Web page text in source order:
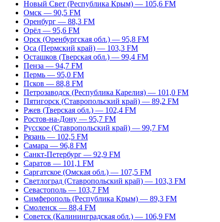
Новый Свет (Республика Крым) — 105,6 FM
Омск — 90,5 FM
Оренбург — 88,3 FM
Орёл — 95,6 FM
Орск (Оренбургская обл.) — 95,8 FM
Оса (Пермский край) — 103,3 FM
Осташков (Тверская обл.) — 99,4 FM
Пенза — 94,7 FM
Пермь — 95,0 FM
Псков — 88,8 FM
Петрозаводск (Республика Карелия) — 101,0 FM
Пятигорск (Ставропольский край) — 89,2 FM
Ржев (Тверская обл.) — 102,4 FM
Ростов-на-Дону — 95,7 FM
Русское (Ставропольский край) — 99,7 FM
Рязань — 102,5 FM
Самара — 96,8 FM
Санкт-Петербург — 92,9 FM
Саратов — 101,1 FM
Саргатское (Омская обл.) — 107,5 FM
Светлоград (Ставропольский край) — 103,3 FM
Севастополь — 103,7 FM
Симферополь (Республика Крым) — 89,3 FM
Смоленск — 88,4 FM
Советск (Калининградская обл.) — 106,9 FM